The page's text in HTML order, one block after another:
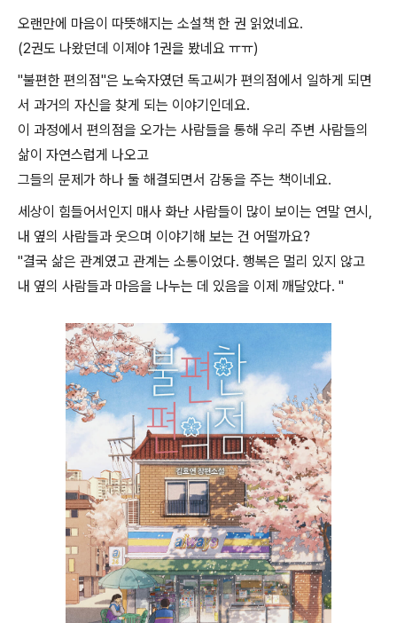
오랜만에 마음이 따뜻해지는 소설책 한 권 읽었네요.
(2권도 나왔던데 이제야 1권을 봤네요 ㅠㅠ)
"불편한 편의점"은 노숙자였던 독고씨가 편의점에서 일하게 되면
서 과거의 자신을 찾게 되는 이야기인데요.
이 과정에서 편의점을 오가는 사람들을 통해 우리 주변 사람들의
삶이 자연스럽게 나오고
그들의 문제가 하나 둘 해결되면서 감동을 주는 책이네요.
세상이 힘들어서인지 매사 화난 사람들이 많이 보이는 연말 연시,
내 옆의 사람들과 웃으며 이야기해 보는 건 어떨까요?
"결국 삶은 관계였고 관계는 소통이었다. 행복은 멀리 있지 않고
내 옆의 사람들과 마음을 나누는 데 있음을 이제 깨달았다. "